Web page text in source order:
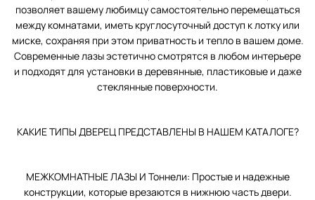
позволяет вашему любимцу самостоятельно перемещаться
между комнатами, иметь круглосуточный доступ к лотку или
миске, сохраняя при этом приватность и тепло в вашем доме.
Современные лазы эстетично смотрятся в любом интерьере
и подходят для установки в деревянные, пластиковые и даже
стеклянные поверхности.
КАКИЕ ТИПЫ ДВЕРЕЦ ПРЕДСТАВЛЕНЫ В НАШЕМ КАТАЛОГЕ?
МЕЖКОМНАТНЫЕ ЛАЗЫ И Тоннели: Простые и надежные
конструкции, которые врезаются в нижнюю часть двери.